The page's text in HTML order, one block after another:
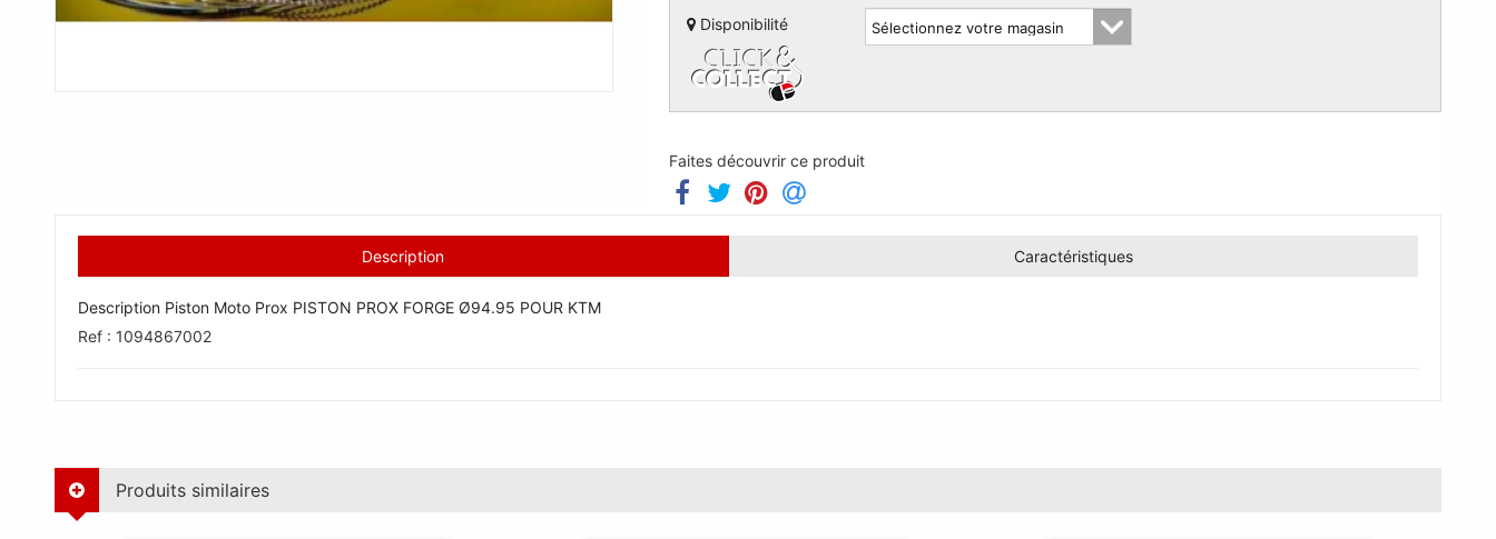
Disponibilité
Faites découvrir ce produit
Description Caractéristiques
Description Piston Moto Prox PISTON PROX FORGE Ø94.95 POUR KTM
Ref : 1094867002
Produits similaires